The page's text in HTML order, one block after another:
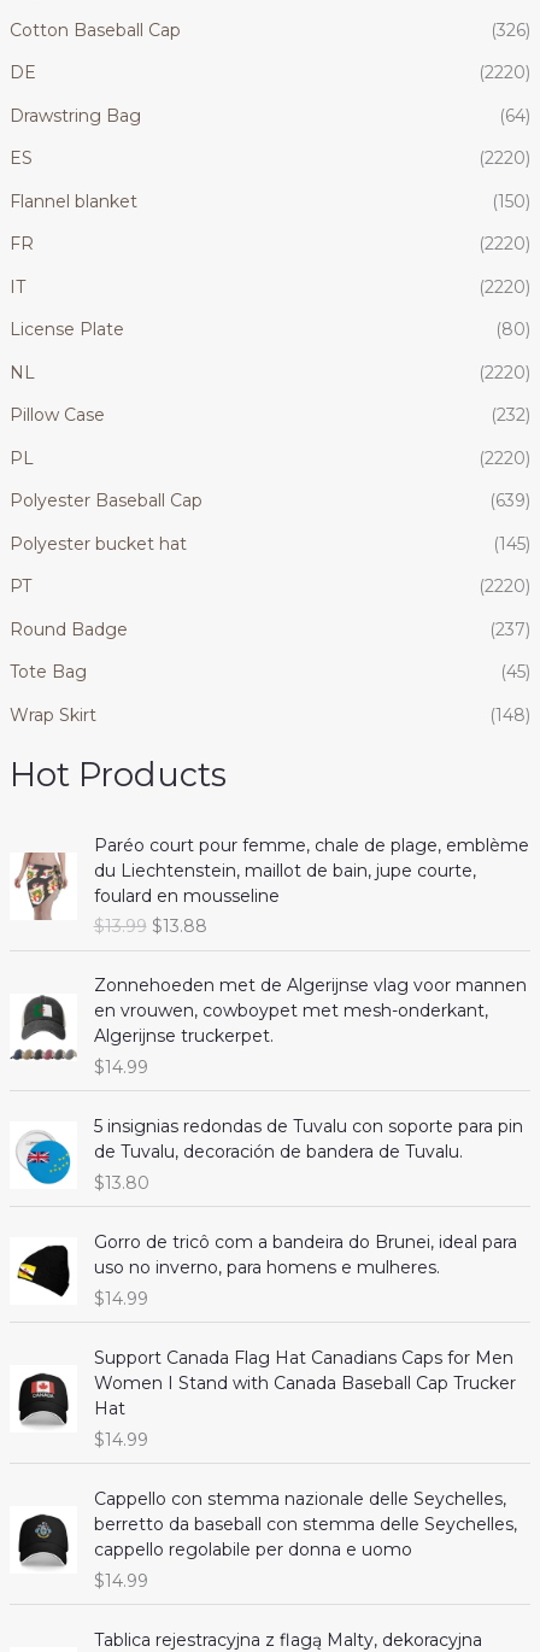
Cotton Baseball Cap
(326)
DE
(2220)
Drawstring Bag
(64)
ES
(2220)
Flannel blanket
(150)
FR
(2220)
IT
(2220)
License Plate
(80)
NL
(2220)
Pillow Case
(232)
PL
(2220)
Polyester Baseball Cap
(639)
Polyester bucket hat
(145)
PT
(2220)
Round Badge
(237)
Tote Bag
(45)
Wrap Skirt
(148)
Hot Products
Paréo court pour femme, chale de plage, emblème
du Liechtenstein, maillot de bain, jupe courte,
foulard en mousseline
$13.99 O
r
i
p
r
c
w
a
:
$
1
.
$13.88C
u
e
r
i
e
s
:
1
3
.
Zonnehoeden met de Algerijnse vlag voor mannen
en vrouwen, cowboypet met mesh-onderkant,
Algerijnse truckerpet.
$14.99
5 insignias redondas de Tuvalu con soporte para pin
de Tuvalu, decoración de bandera de Tuvalu.
$13.80
Gorro de tricô com a bandeira do Brunei, ideal para
uso no inverno, para homens e mulheres.
$14.99
Support Canada Flag Hat Canadians Caps for Men
Women I Stand with Canada Baseball Cap Trucker
Hat
$14.99
Cappello con stemma nazionale delle Seychelles,
berretto da baseball con stemma delle Seychelles,
cappello regolabile per donna e uomo
$14.99
Tablica rejestracyjna z flagą Malty, dekoracyjna